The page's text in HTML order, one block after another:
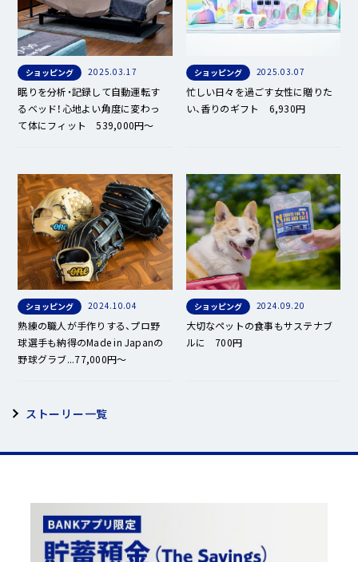
ショッピング 2025.03.17
眠りを分析・記録して自動運転す
るベッド！心地よい角度に変わっ
て体にフィット 539,000円〜
ショッピング 2025.03.07
忙しい日々を過ごす女性に贈りた
い、香りのギフト 6,930円
ショッピング 2024.10.04
熟練の職人が手作りする、プロ野
球選手も納得のMade in Japanの
野球グラブ...77,000円～
ショッピング 2024.09.20
大切なペットの食事もサステナブ
ルに 700円
ストーリー一覧